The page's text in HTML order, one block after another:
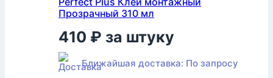
Прозрачный 310 мл
410 ₽ за штуку
Ближайшая доставка: По запросу